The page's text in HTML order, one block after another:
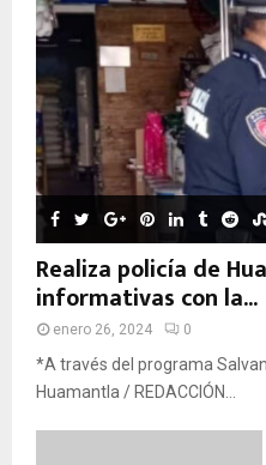
Realiza policía de
informativas con la...
enero 26, 2024 0
*A través del programa
Huamantla / REDACCIÓN...